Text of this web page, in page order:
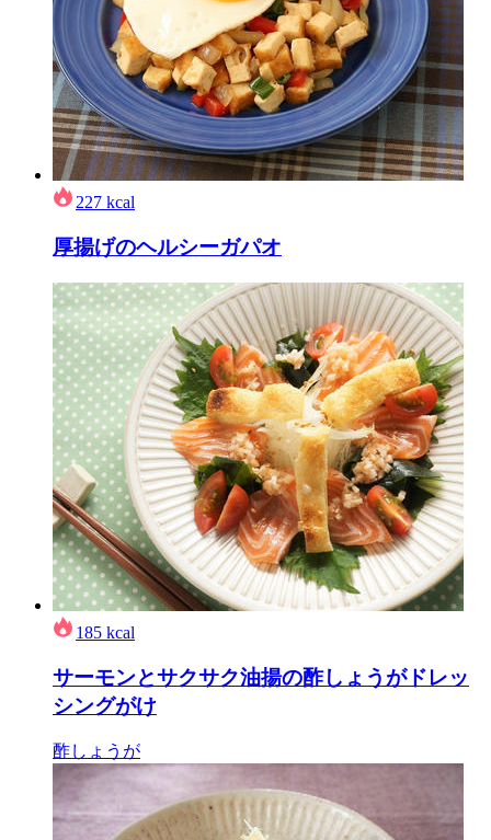
227 kcal
厚揚げのヘルシーガパオ
185 kcal
サーモンとサクサク油揚の酢しょうがドレッ
シングがけ
酢しょうが